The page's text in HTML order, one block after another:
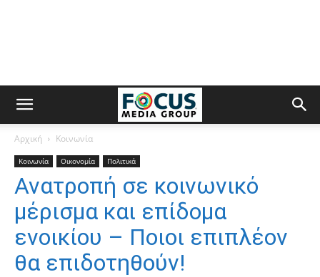
Αρχική Κοινωνία
Κοινωνία Οικονομία Πολιτικά
Ανατροπή σε κοινωνικό
μέρισμα και επίδομα
ενοικίου – Ποιοι επιπλέον
θα επιδοτηθούν!